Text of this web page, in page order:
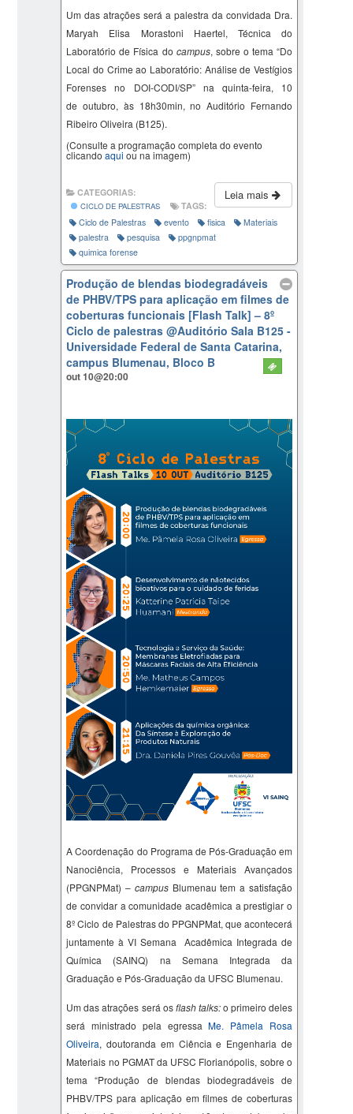
Um das atrações será a palestra da convidada Dra.
Maryah Elisa Morastoni Haertel, Técnica do
Laboratório de Física do campus, sobre o tema “Do
Local do Crime ao Laboratório: Análise de Vestígios
Forenses no DOI-CODI/SP” na quinta-feira, 10
de outubro, às 18h30min, no Auditório Fernando
Ribeiro Oliveira (B125).
(Consulte a programação completa do evento
clicandoaqui ou na imagem)
Leia mais
CATEGORIAS:
CICLO DE PALESTRAS
TAGS:
Ciclo de Palestras
evento fisica
Materiais
palestra
pesquisa
ppgnpmat
quimica forense
Produção de blendas biodegradáveis
de PHBV/TPS para aplicação em filmes de
coberturas funcionais [Flash Talk] – 8º
Ciclo de palestras@Auditório Sala B125 -
Universidade Federal de Santa Catarina,
campus Blumenau, Bloco B
out 10@20:00
A Coordenação do Programa de Pós-Graduação em
Nanociência, Processos e Materiais Avançados
(PPGNPMat) – campusBlumenau tem a satisfação
de convidar a comunidade acadêmica a prestigiar o
8º Ciclo de Palestras do PPGNPMat, que acontecerá
juntamente à VI Semana Acadêmica Integrada de
Química (SAINQ) na Semana Integrada da
Graduação e Pós-Graduação da UFSC Blumenau.
Um das atrações será osflash talks:o primeiro deles
será ministrado pela egressaMe. Pâmela Rosa
Oliveira, doutoranda em Ciência e Engenharia de
Materiais no PGMAT da UFSC Florianópolis, sobre o
tema “Produção de blendas biodegradáveis de
PHBV/TPS para aplicação em filmes de coberturas